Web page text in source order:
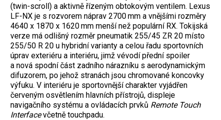
(twin-scroll) a aktivně řízeným obtokovým ventilem. Lexus
LF-NX je s rozvorem náprav 2700 mm a vnějšími rozměry
4640 x 1870 x 1620 mm menší než populární RX. Tokijská
verze má odlišný rozměr pneumatik 255/45 ZR 20 místo
255/50 R 20 u hybridní varianty a celou řadu sportovních
úprav exteriéru a interiéru, jimž vévodí přední spoiler
a nová spodní část zadního nárazníku s aerodynamickým
difuzorem, po jehož stranách jsou chromované koncovky
výfuku. V interiéru je sportovnější charakter vyjádřen
červeným osvětlením hlavních přístrojů, displeje
navigačního systému a ovládacích prvků Remote Touch
Interfacevčetně touchpadu.